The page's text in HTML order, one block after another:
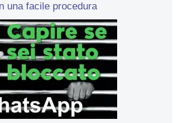
una facile procedura